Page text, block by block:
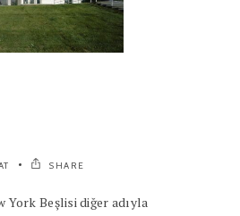
SHARE
York Beşlisi diğer adıyla